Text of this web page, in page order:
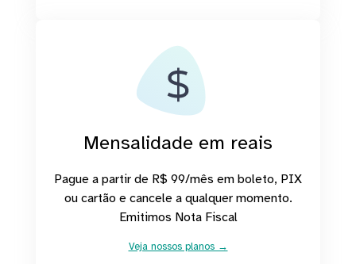
Mensalidade em reais
Pague a partir de R$ 99/mês em boleto, PIX
ou cartão e cancele a qualquer momento.
Emitimos Nota Fiscal
Veja nossos planos →